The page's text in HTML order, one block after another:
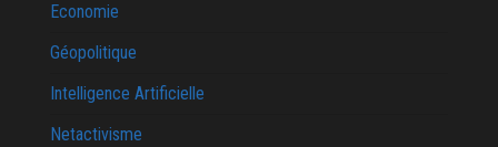
Economie
Géopolitique
Intelligence Artificielle
Netactivisme